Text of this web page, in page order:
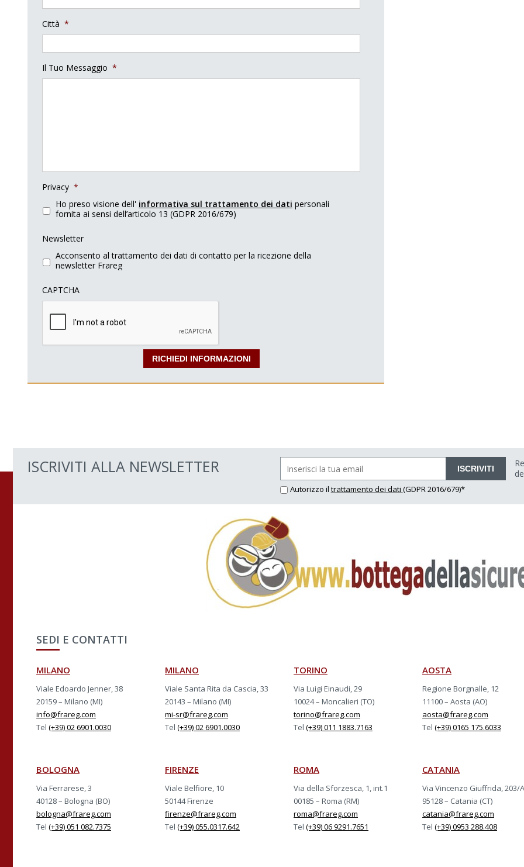
Città *
Il Tuo Messaggio *
Privacy *
Ho preso visione dell' informativa sul trattamento dei dati personali
fornita ai sensi dell’articolo 13 (GDPR 2016/679)
Newsletter
Acconsento al trattamento dei dati di contatto per la ricezione della
newsletter Frareg
CAPTCHA
ISCRIVITI ALLA NEWSLETTER ISCRIVITI
Autorizzo il trattamento dei dati (GDPR 2016/679)*
SEDI E CONTATTI
MILANO
Viale Edoardo Jenner, 38
20159 – Milano (MI)
info@frareg.com
Tel (+39) 02 6901.0030
MILANO
Viale Santa Rita da Cascia, 33
20143 – Milano (MI)
mi-sr@frareg.com
Tel (+39) 02 6901.0030
TORINO
Via Luigi Einaudi, 29
10024 – Moncalieri (TO)
torino@frareg.com
Tel (+39) 011 1883.7163
AOSTA
Regione Borgnalle, 12
11100 – Aosta (AO)
aosta@frareg.com
Tel (+39) 0165 175.6033
BOLOGNA
Via Ferrarese, 3
40128 – Bologna (BO)
bologna@frareg.com
Tel (+39) 051 082.7375
FIRENZE
Viale Belfiore, 10
50144 Firenze
firenze@frareg.com
Tel (+39) 055.0317.642
ROMA
Via della Sforzesca, 1, int.1
00185 – Roma (RM)
roma@frareg.com
Tel (+39) 06 9291.7651
CATANIA
Via Vincenzo Giuffrida, 203/A
95128 – Catania (CT)
catania@frareg.com
Tel (+39) 0953 288.408